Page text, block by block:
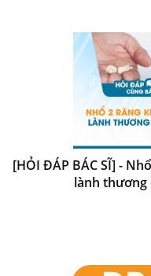
[HỎI ĐÁP BÁC SĨ] -
lành thương